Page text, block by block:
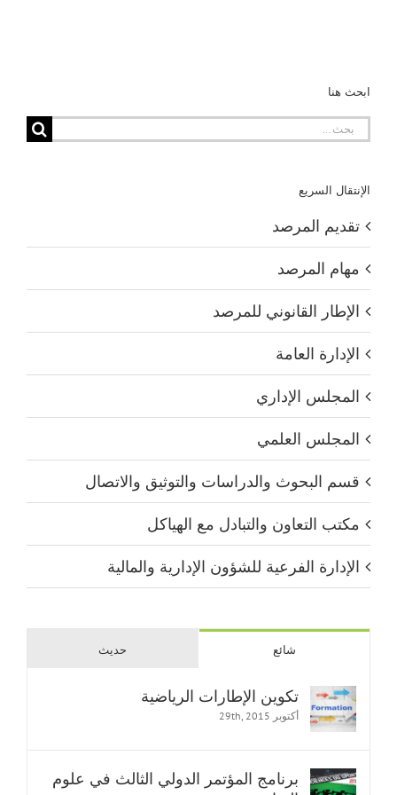
ابحث هنا
البحث
الإنتقال السريع
تقديم المرصد
مهام المرصد
الإطار القانوني للمرصد
الإدارة العامة
المجلس الإداري
المجلس العلمي
قسم البحوث والدراسات والتوثيق والاتصال
مكتب التعاون والتبادل مع الهياكل
الإدارة الفرعية للشؤون الإدارية والمالية
شائع حديث
تكوين الإطارات الرياضية
أكتوبر 29th, 2015
برنامج المؤتمر الدولي الثالث في علوم